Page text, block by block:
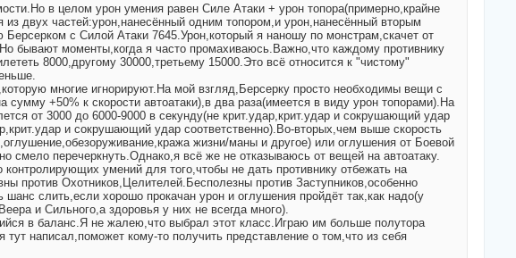
в целом урон умения равен Силе Атаки + урон топора(примерно,крайне
двух частей:урон,нанесённый одним топором,и урон,нанесённый вторым
с Силой Атаки 7645.Урон,который я наношу по монстрам,скачет от
бывают моменты,когда я часто промахиваюсь.Важно,что каждому противнику
8000,другому 30000,третьему 15000.Это всё относится к "чистому"
многие игнорируют.На мой взгляд,Берсерку просто необходимы вещи с
+50% к скорости автоатаки),в два раза(имеется в виду урон топорами).На
от 3000 до 6000-9000 в секунду(не крит.удар,крит.удар и сокрушающий удар
и сокрушающий удар соответственно).Во-вторых,чем выше скорость
жизни/маны и другое) или оглушения от Боевой
смело перечеркнуть.Однако,я всё же не отказываюсь от вещей на автоатаку.
умений для того,чтобы не дать противнику отбежать на
против Охотников,Целителей.Бесполезны против Заступников,особенно
слить,если хорошо прокачан урон и оглушения пройдёт так,как надо(у
и Сильного,а здоровья у них не всегда много).
в баланс.Я не жалею,что выбрал этот класс.Играю им больше полутора
написал,поможет кому-то получить представление о том,что из себя